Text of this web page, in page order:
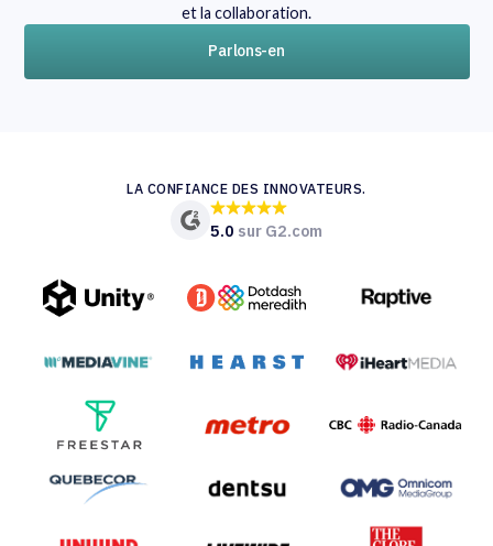
et la collaboration.
Parlons-en
LA CONFIANCE DES INNOVATEURS.
5.0 sur G2.com